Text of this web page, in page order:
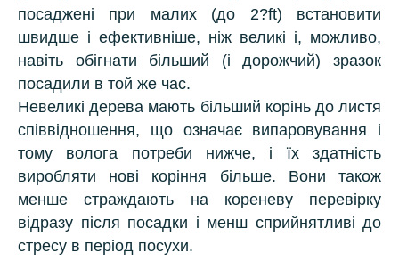
посаджені при малих (до 2?ft) встановити
швидше і ефективніше, ніж великі і, можливо,
навіть обігнати більший (і дорожчий) зразок
посадили в той же час.
Невеликі дерева мають більший корінь до листя
співвідношення, що означає випаровування і
тому волога потреби нижче, і їх здатність
виробляти нові коріння більше. Вони також
менше страждають на кореневу перевірку
відразу після посадки і менш сприйнятливі до
стресу в період посухи.